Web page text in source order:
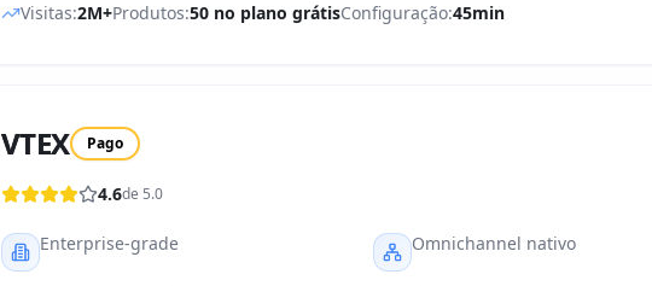
Visitas:2M+Produtos:50 no plano grátisConfiguração:45min
VTEX Pago
4.6de 5.0
Enterprise-grade Omnichannel nativo